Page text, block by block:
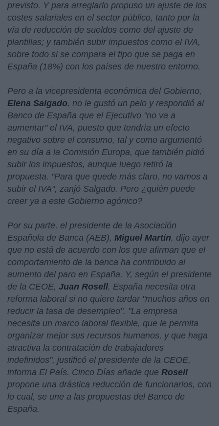
previsto. Y para arreglarlo propuso un ajuste de los
costes salariales en el sector público, tanto por la
vía de reducción de sueldos como del ajuste de
plantillas; y también subir impuestos como el IVA,
sobre todo si se compara el tipo que se paga en
España (18%) con los países de nuestro entorno.
Pero a la vicepresidenta económica del Gobierno,
Elena Salgado, no le gustó un pelo y respondió al
Banco de España que el Ejecutivo "no va a
aumentar" el IVA, puesto que tendría un efecto
negativo sobre el consumo, tal y como argumentó
en su día a la Comisión Europa, que también pidió
subir los impuestos, aunque luego retiró la
propuesta. "Para que quede más claro, no vamos a
subir el IVA", zanjó Salgado. Pero ¿quién puede
creer ya a este Gobierno agónico?
Por su parte, el presidente de la Asociación
Española de Banca (AEB), Miguel Martín, dijo ayer
que no está de acuerdo con los que afirman que el
comportamiento de la banca ha contribuido al
aumento del paro en España. Y, según el presidente
de la CEOE, Juan Rosell, España necesita otra
reforma laboral si no quiere tardar "muchos años en
reducir la tasa de desempleo". "La empresa
necesita un marco laboral flexible, que le permita
organizar mejor sus recursos humanos, y que haga
atractiva la contratación de trabajadores
indefinidos", justificó el presidente de la CEOE,
informa El País. Cinco Días añade que Rosell
propone una drástica reducción de funcionarios, con
lo cual, se une a las propuestas del Banco de
España.